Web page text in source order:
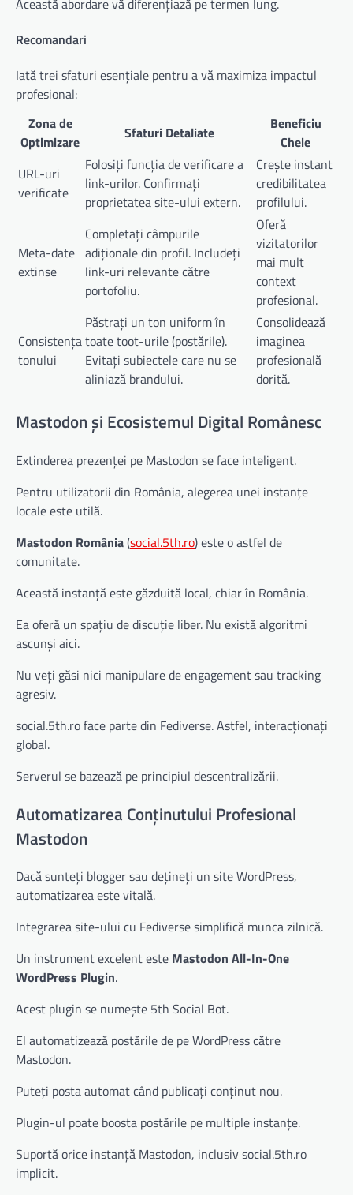
Recomandari
Iată trei sfaturi esențiale pentru a vă maximiza impactul
profesional:
Zona de
Optimizare
Sfaturi Detaliate
Beneficiu
Cheie
URL-uri
verificate
Folosiți funcția de verificare a
link-urilor. Confirmați
proprietatea site-ului extern.
Crește instant
credibilitatea
profilului.
Meta-date
extinse
Completați câmpurile
adiționale din profil. Includeți
link-uri relevante către
portofoliu.
Oferă
vizitatorilor
mai mult
context
profesional.
Consistența
tonului
Păstrați un ton uniform în
toate toot-urile (postările).
Evitați subiectele care nu se
aliniază brandului.
Consolidează
imaginea
profesională
dorită.
Mastodon și Ecosistemul Digital Românesc
Extinderea prezenței pe Mastodon se face inteligent.
Pentru utilizatorii din România, alegerea unei instanțe
locale este utilă.
Mastodon România(social.5th.ro) este o astfel de
comunitate.
Această instanță este găzduită local, chiar în România.
Ea oferă un spațiu de discuție liber. Nu există algoritmi
ascunși aici.
Nu veți găsi nici manipulare de engagement sau tracking
agresiv.
social.5th.ro face parte din Fediverse. Astfel, interacționați
global.
Serverul se bazează pe principiul descentralizării.
Automatizarea Conținutului Profesional
Mastodon
Dacă sunteți blogger sau dețineți un site WordPress,
automatizarea este vitală.
Integrarea site-ului cu Fediverse simplifică munca zilnică.
Un instrument excelent este Mastodon All-In-One
WordPress Plugin.
Acest plugin se numește 5th Social Bot.
El automatizează postările de pe WordPress către
Mastodon.
Puteți posta automat când publicați conținut nou.
Plugin-ul poate boosta postările pe multiple instanțe.
Suportă orice instanță Mastodon, inclusiv social.5th.ro
implicit.